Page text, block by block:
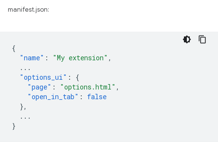
manifest.json:
{
"name" : "My extension" ,
...
"options_ui" :
{
"page" : "options.html" ,
"open_in_tab" :
false
},
...
}